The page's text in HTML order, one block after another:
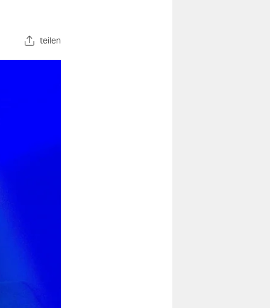
teilen